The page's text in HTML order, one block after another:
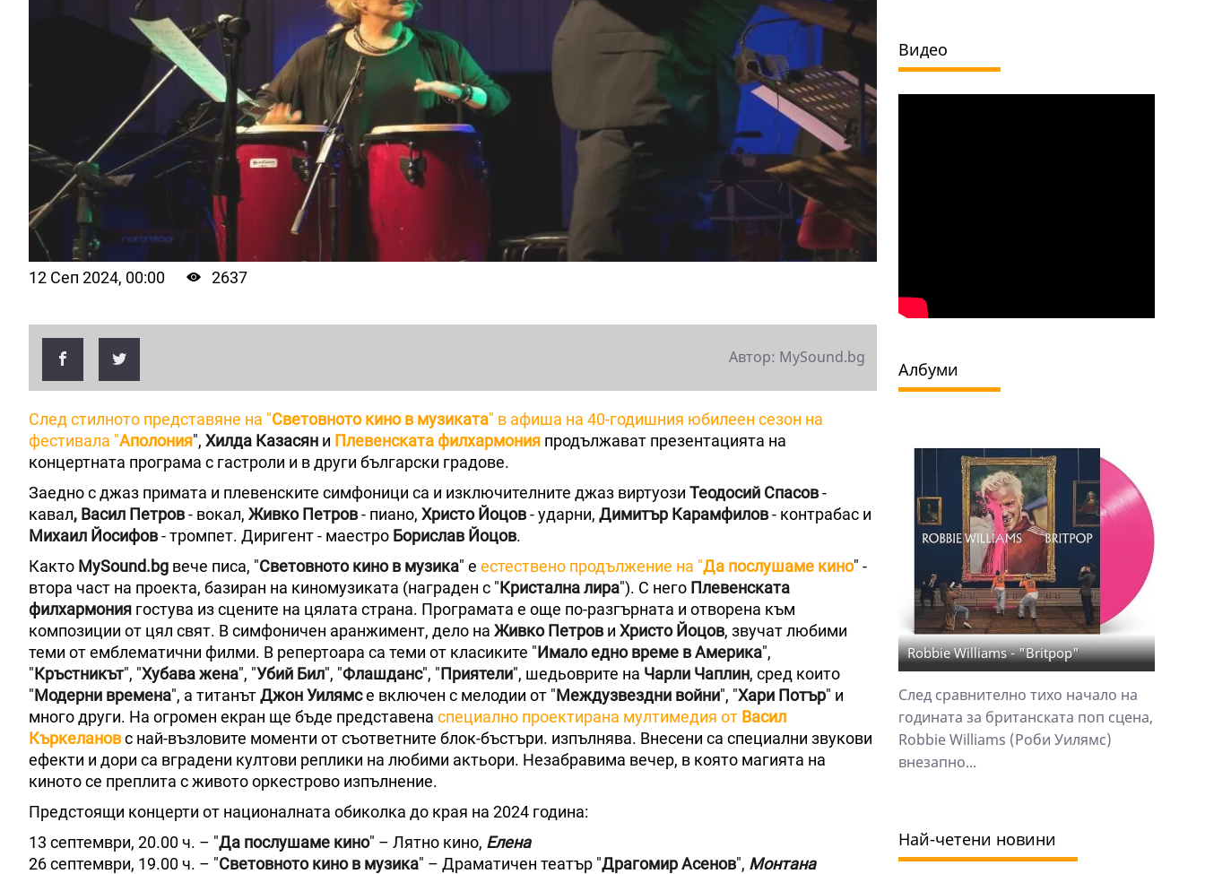
12 Сеп 2024, 00:00 2637
Автор: MySound.bg
След стилното представяне на "Световното кино в музиката" в афиша на 40-годишния юбилеен сезон на
фестивала "Аполония", Хилда Казасян и Плевенската филхармония продължават презентацията на
концертната програма с гастроли и в други български градове.
Заедно с джаз примата и плевенските симфоници са и изключителните джаз виртуози Теодосий Спасов-
кавал, Васил Петров- вокал, Живко Петров- пиано, Христо Йоцов- ударни, Димитър Карамфилов- контрабас и
Михаил Йосифов- тромпет. Диригент - маестро Борислав Йоцов.
Както MySound.bg вече писа, "Световното кино в музика" е естествено продължение на "Да послушаме кино" -
втора част на проекта, базиран на киномузиката (награден с "Кристална лира"). С него Плевенската
филхармония гостува из сцените на цялата страна. Програмата е още по-разгърната и отворена към
композиции от цял свят. В симфоничен аранжимент, дело на Живко Петров и Христо Йоцов, звучат любими
теми от емблематични филми. В репертоара са теми от класиките "Имало едно време в Америка",
"Кръстникът", "Хубава жена", "Убий Бил", "Флашданс", "Приятели", шедьоврите на Чарли Чаплин, сред които
"Модерни времена", а титанътДжон Уилямсе включен с мелодии от "Междузвездни войни", "Хари Потър" и
много други. На огромен екран ще бъде представена специално проектирана мултимедия от Васил
Къркелановс най-възловите моменти от съответните блок-бъстъри. изпълнява. Внесени са специални звукови
ефекти и дори са вградени култови реплики на любими актьори. Незабравима вечер, в която магията на
киното се преплита с живото оркестрово изпълнение.
Предстоящи концерти от националната обиколка до края на 2024 година:
13 септември, 20.00 ч. – "Да послушаме кино" – Лятно кино, Елена
26 септември, 19.00 ч. – "Световното кино в музика" – Драматичен театър "Драгомир Асенов", Монтана
Видео
Албуми
Robbie Williams - "Britpop"
След сравнително тихо начало на
годината за британската поп сцена,
Robbie Williams (Роби Уилямс)
внезапно...
Най-четени новини